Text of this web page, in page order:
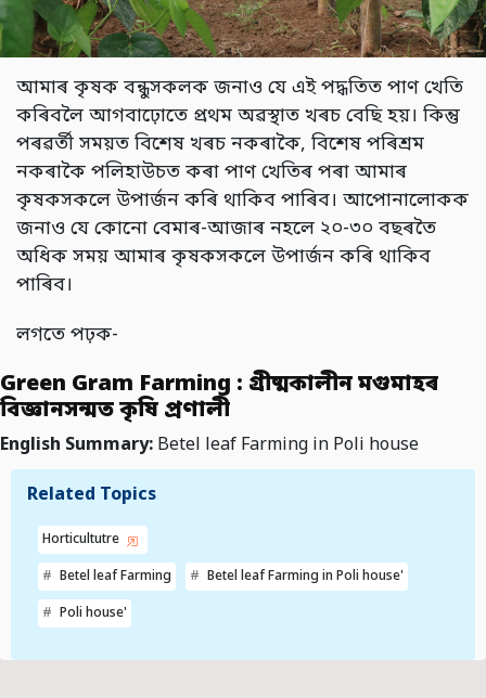
আমাৰ কৃষক বন্ধুসকলক জনাও যে এই পদ্ধতিত পাণ খেতি
কৰিবলৈ আগবাঢ়োতে প্ৰথম অৱস্থাত খৰচ বেছি হয়। কিন্তু
পৰৱৰ্তী সময়ত বিশেষ খৰচ নকৰাকৈ, বিশেষ পৰিশ্ৰম
নকৰাকৈ পলিহাউচত কৰা পাণ খেতিৰ পৰা আমাৰ
কৃষকসকলে উপাৰ্জন কৰি থাকিব পাৰিব। আপোনালোকক
জনাও যে কোনো বেমাৰ-আজাৰ নহলে ২০-৩০ বছৰতৈ
অধিক সময় আমাৰ কৃষকসকলে উপাৰ্জন কৰি থাকিব
পাৰিব।
লগতে পঢ়ক-
Green Gram Farming : গ্ৰীষ্মকালীন মগুমাহৰ
বিজ্ঞানসন্মত কৃষি প্ৰণালী
English Summary: Betel leaf Farming in Poli house
Related Topics
Horticultutre
Betel leaf Farming Betel leaf Farming in Poli house'
Poli house'